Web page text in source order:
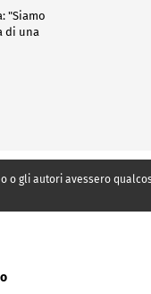
"Siamo
di una
o gli autori avessero